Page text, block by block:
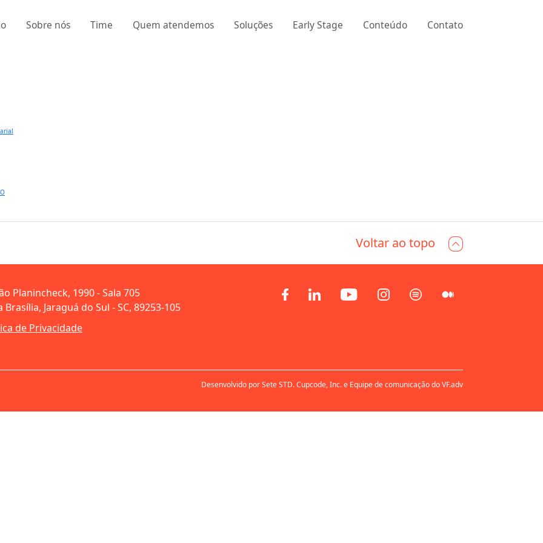
Sobre nós Time Quem atendemos Soluções Early Stage Conteúdo Contato
Voltar ao topo
Planincheck, 1990 - Sala 705
Brasília, Jaraguá do Sul - SC, 89253-105
de Privacidade
Desenvolvido por Sete STD. Cupcode, Inc. e Equipe de comunicação do VF.adv